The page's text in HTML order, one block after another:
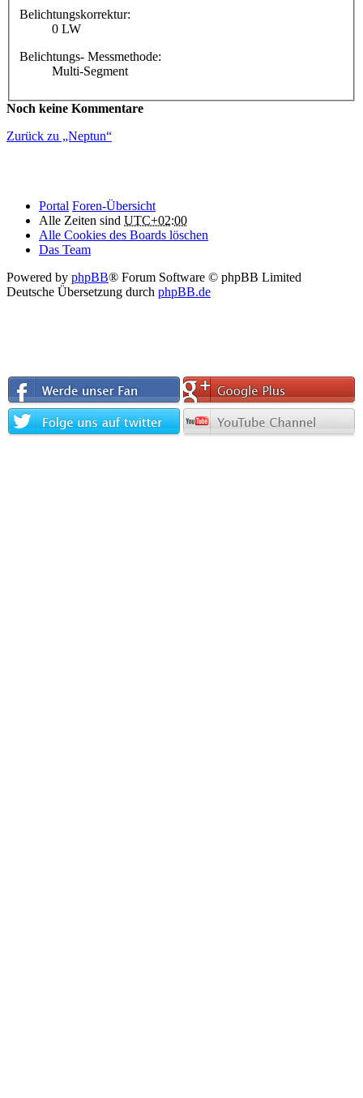
Belichtungskorrektur:
0 LW
Belichtungs- Messmethode:
Multi-Segment
Noch keine Kommentare
Zurück zu „Neptun“
Portal Foren-Übersicht
Alle Zeiten sind UTC+02:00
Alle Cookies des Boards löschen
Das Team
Powered by phpBB® Forum Software © phpBB Limited
Deutsche Übersetzung durch phpBB.de